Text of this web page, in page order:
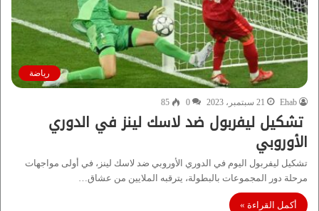
رياضة
Ehab 21 سبتمبر، 2023 0
85
تشكيل ليفربول ضد لاسك لينز في الدوري
الأوروبي
تشكيل ليفربول اليوم في الدوري الأوروبي ضد لاسك لينز، في أولى مواجهات
مرحلة دور المجموعات بالبطولة، يترقبه الملايين من عشاق…
أكمل القراءة »